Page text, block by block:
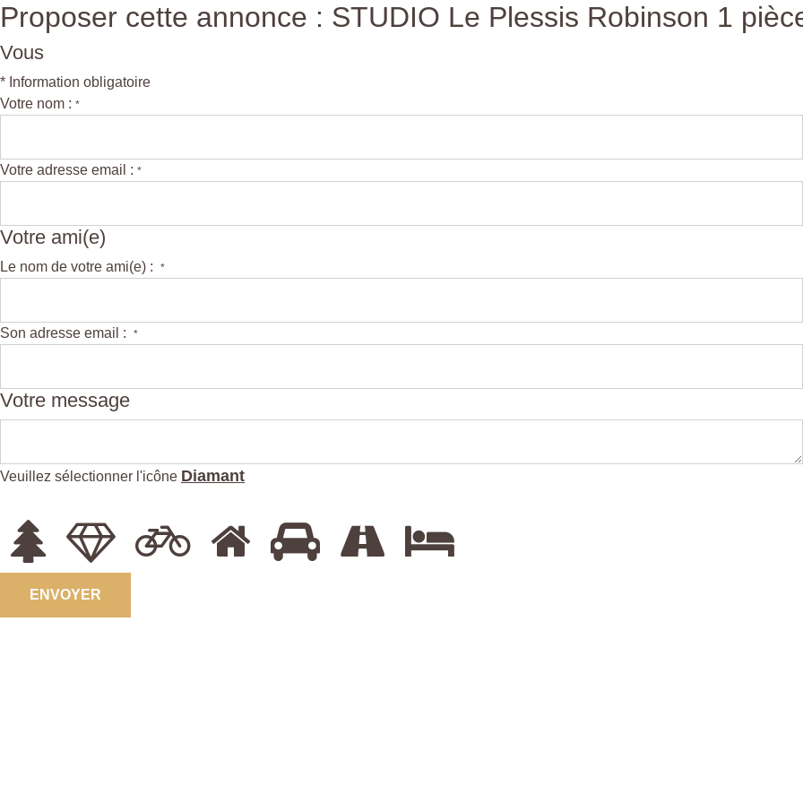
Proposer cette annonce : STUDIO Le Plessis Robinson 1
Vous
* Information obligatoire
Votre nom : *
Votre adresse email : *
Votre ami(e)
Le nom de votre ami(e) : *
Son adresse email : *
Votre message
Veuillez sélectionner l'icône Diamant
ENVOYER